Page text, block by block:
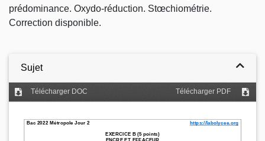
prédominance. Oxydo-réduction. Stœchiométrie.
Correction disponible.
Sujet